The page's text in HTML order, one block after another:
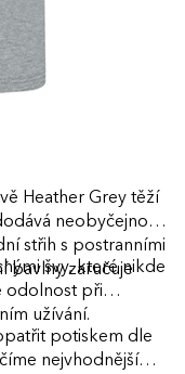
Heather Grey těží
neobyčejnou
střih s postranními
bavlny zaručuje
švy, které nikde
odolnost při
užívání.
potiskem dle
nejvhodnější